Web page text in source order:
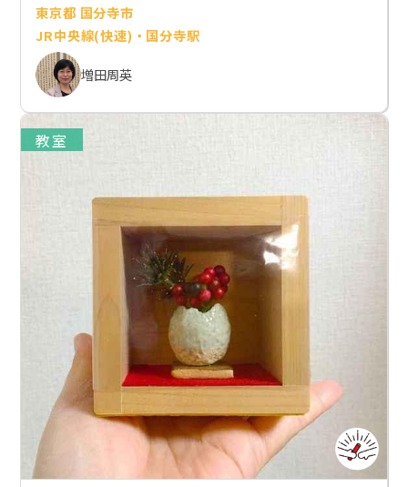
東京都 国分寺市
JR中央線(快速)・国分寺駅
増田周英
教室